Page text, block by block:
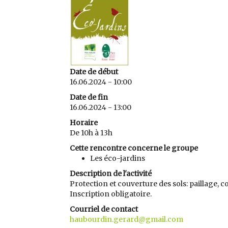
Date de début
16.06.2024 - 10:00
Date de fin
16.06.2024 - 13:00
Horaire
De 10h à 13h
Cette rencontre concerne le groupe
Les éco-jardins
Description de l'activité
Protection et couverture des sols: paillage,
Inscription obligatoire.
Courriel de contact
haubourdin.gerard@gmail.com